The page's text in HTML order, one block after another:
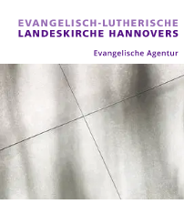
AGENTUR
Zurück
LEITBILD
MENSCHEN
THEMEN
Zurück
GEMEINDESERVICE
Fundraising
Mitarbeiten
MATERIAL